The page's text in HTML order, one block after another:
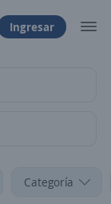
Ingresar
Categoría